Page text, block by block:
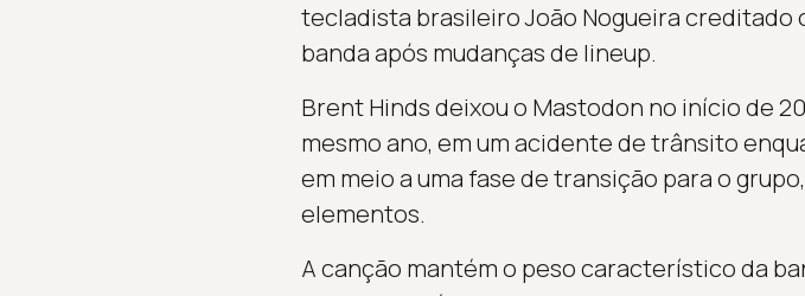
tecladista brasileiro João Nogueira
banda após mudanças de lineup.
Brent Hinds deixou o Mastodon no início de
mesmo ano, em um acidente de trânsito
em meio a uma fase de transição para o
elementos.
A canção mantém o peso característico da